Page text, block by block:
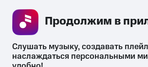
СКАЧАТЬ
Слушать музыку, создавать
наслаждаться персональными